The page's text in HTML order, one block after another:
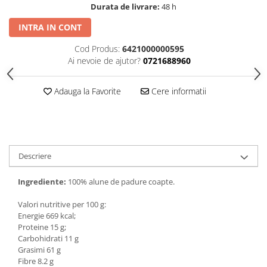
Durata de livrare: 48 h
INTRA IN CONT
Cod Produs: 6421000000595
Ai nevoie de ajutor? 0721688960
Adauga la Favorite Cere informatii
Descriere
Ingrediente: 100% alune de padure coapte.
Valori nutritive per 100 g:
Energie 669 kcal;
Proteine 15 g;
Carbohidrati 11 g
Grasimi 61 g
Fibre 8.2 g